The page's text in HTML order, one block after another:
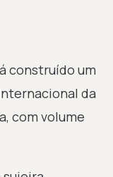
construído um
da
com volume